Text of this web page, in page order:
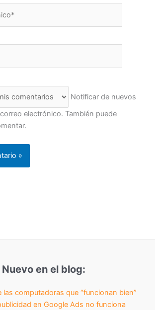
Notificar de nuevos
electrónico. También puede
Nuevo en el blog:
las computadoras que “funcionan bien”
en Google Ads no funciona